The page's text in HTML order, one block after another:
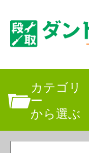
カテゴリ
ー
から選ぶ